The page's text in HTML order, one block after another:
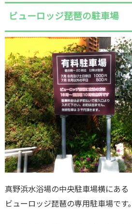
ビューロッジ琵琶の駐車場
真野浜水浴場の中央駐車場横にある
ビューロッジ琵琶の専用駐車場です。